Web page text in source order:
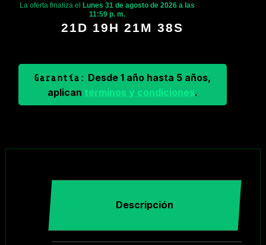
La oferta finaliza el
Lunes 31 de agosto de 2026 a las
11:59 p. m.
21D 19H 21M 38S
Garantía: Desde 1 año hasta 5 años,
aplican términos y condiciones.
Descripción